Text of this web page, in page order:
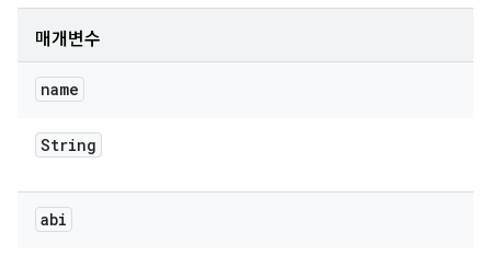
매개변수
name
String
abi